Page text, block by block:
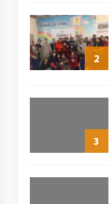
2
3